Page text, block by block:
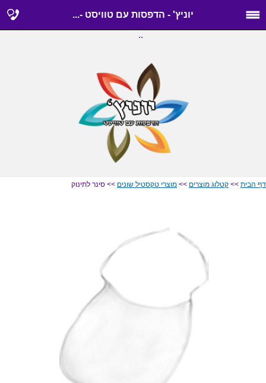
יוניץ' - הדפסות עם טוויסט -...
..
דף הבית >> קטלוג מוצרים >> מוצרי טקסטיל שונים >> סינר לתינוק